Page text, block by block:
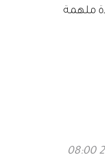
ملهمة